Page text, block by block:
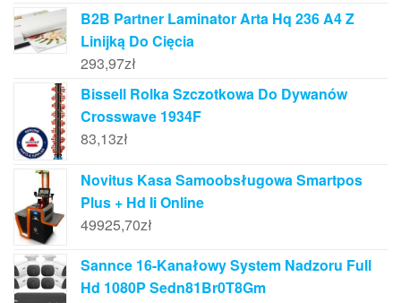
B2B Partner Laminator Arta Hq 236 A4 Z
Linijką Do Cięcia
293,97zł
Bissell Rolka Szczotkowa Do Dywanów
Crosswave 1934F
83,13zł
Novitus Kasa Samoobsługowa Smartpos
Plus + Hd Ii Online
49925,70zł
Sannce 16-Kanałowy System Nadzoru Full
Hd 1080P Sedn81Br0T8Gm